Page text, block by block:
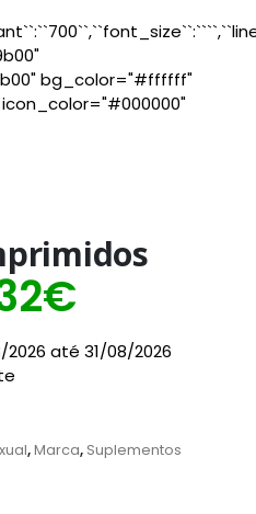
bg_color="#ffffff"
€O
preço
atual
38.32€.
até 31/08/2026
,Marca, Suplementos